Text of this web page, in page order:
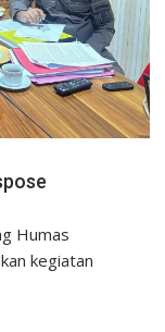
Humas
kegiatan